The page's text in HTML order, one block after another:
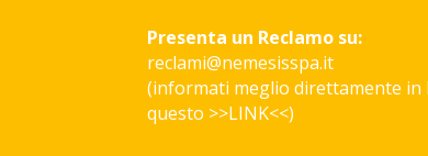
Presenta un Reclamo su:
reclami@nemesisspa.it
(informati meglio direttamente in
questo >>LINK<<)